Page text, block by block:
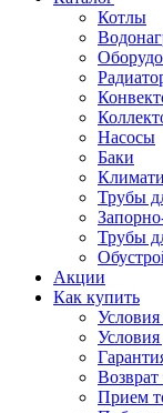
Котлы
Насосы
Баки
Трубы
Трубы
Акции
Как купить
Условия
Возврат
Прием